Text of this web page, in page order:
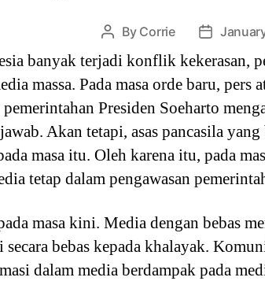
Post
author
By Corrie
Post
banyak terjadi konflik kekerasan,
massa. Pada masa orde baru, pers
Presiden Soeharto
Akan tetapi, asas pancasila
masa itu. Oleh karena itu, pada
tetap dalam pengawasan
masa kini. Media dengan bebas
bebas kepada khalayak.
dalam media berdampak pada